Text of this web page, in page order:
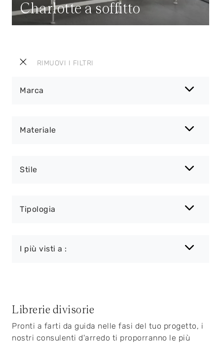
RIMUOVI I FILTRI
Marca
Materiale
Stile
Tipologia
I più visti a :
Charlotte a soffitto
Librerie divisorie
Pronti a farti da guida nelle fasi del tuo progetto, i
nostri consulenti d'arredo ti proporranno le più